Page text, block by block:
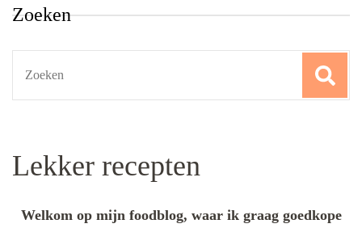
Zoeken
Lekker recepten
Welkom op mijn foodblog, waar ik graag goedkope